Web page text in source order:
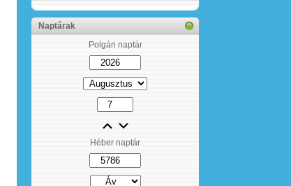
Naptárak
Polgári naptár
Héber naptár